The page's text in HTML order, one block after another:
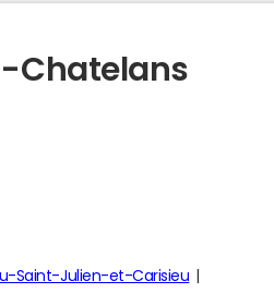
Chatelans
Saint-Julien-et-Carisieu